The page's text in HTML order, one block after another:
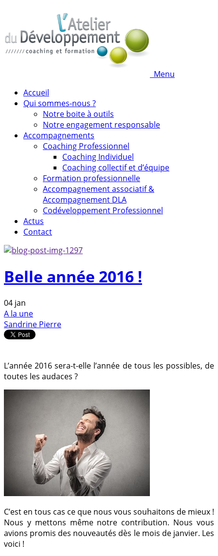
Menu
Accueil
Qui sommes-nous ?
Notre boite à outils
Notre engagement responsable
Accompagnements
Coaching Professionnel
Coaching Individuel
Coaching collectif et d’équipe
Formation professionnelle
Accompagnement associatif &
Accompagnement DLA
Codéveloppement Professionnel
Actus
Contact
Belle année 2016 !
04 jan
A la une
Sandrine Pierre
L’année 2016 sera-t-elle l’année de tous les possibles, de
toutes les audaces ?
C’est en tous cas ce que nous vous souhaitons de mieux !
Nous y mettons même notre contribution. Nous vous
avions promis des nouveautés dès le mois de janvier. Les
voici !